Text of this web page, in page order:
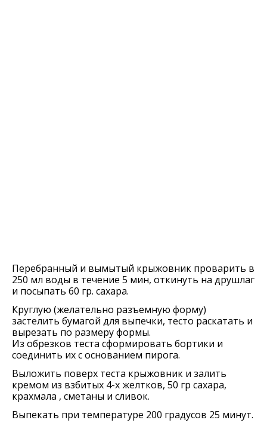
Перебранный и вымытый крыжовник проварить в
250 мл воды в течение 5 мин, откинуть на друшлаг
и посыпать 60 гр. сахара.
Круглую (желательно разъемную форму)
застелить бумагой для выпечки, тесто раскатать и
вырезать по размеру формы.
Из обрезков теста сформировать бортики и
соединить их с основанием пирога.
Выложить поверх теста крыжовник и залить
кремом из взбитых 4-х желтков, 50 гр сахара,
крахмала , сметаны и сливок.
Выпекать при температуре 200 градусов 25 минут.